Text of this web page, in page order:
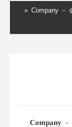
» Company －
Company